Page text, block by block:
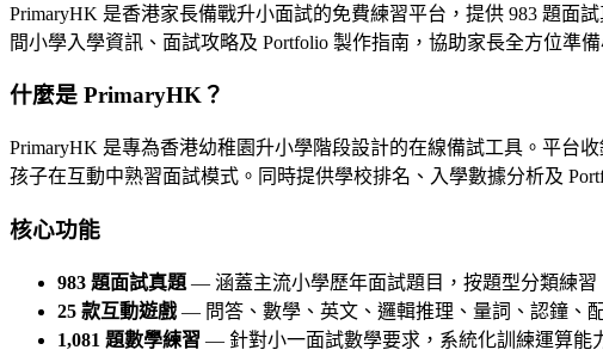
PrimaryHK 是香港家長備戰升小面試的免費練習平台，提供 983 題面
間小學入學資訊、面試攻略及 Portfolio 製作指南，協助家長全方位準備
什麼是 PrimaryHK？
PrimaryHK 是專為香港幼稚園升小學階段設計的在線備試工具。平台
孩子在互動中熟習面試模式。同時提供學校排名、入學數據分析及
核心功能
983 題面試真題 — 涵蓋主流小學歷年面試題目，按題型分類練習
25 款互動遊戲 — 問答、數學、英文、邏輯推理、量詞、認鐘、
1,081 題數學練習 — 針對小一面試數學要求，系統化訓練運算能